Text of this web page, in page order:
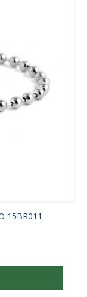
15BR011